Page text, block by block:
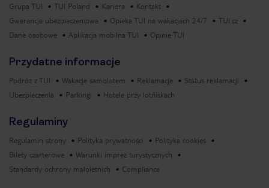
Grupa TUI TUI Poland Kariera
Kontakt
Gwarancja ubezpieczeniowa
Opieka TUI na wakacjach 24/7
TUI.cz
Dane osobowe
Aplikacja mobilna TUI Opinie TUI
Przydatne informacje
Podróż z TUI Wakacje samolotem Reklamacje
Status reklamacji
Ubezpieczenia
Parkingi Hotele przy lotniskach
Regulaminy
Regulamin strony Polityka prywatności
Polityka cookies
Bilety czarterowe
Warunki imprez turystycznych
Standardy ochrony małoletnich
Compliance